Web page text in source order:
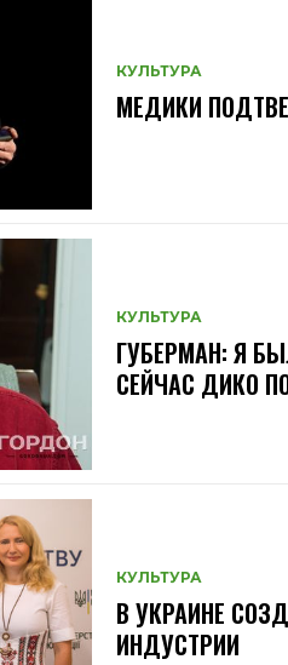
КУЛЬТУРА
МЕДИКИ
КУЛЬТУРА
ГУБЕРМАН: Я
СЕЙЧАС ДИКО
КУЛЬТУРА
В УКРАИНЕ
ИНДУСТРИИ